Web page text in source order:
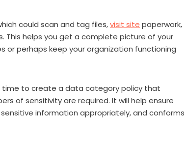
could scan and tag files,visit site paperwork,
This helps you get a complete picture of your
or perhaps keep your organization functioning
time to create a data category policy that
of sensitivity are required. It will help ensure
information appropriately, and conforms